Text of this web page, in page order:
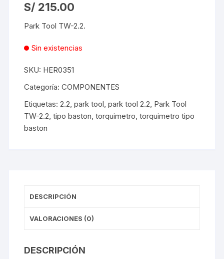
S/ 215.00
Park Tool TW-2.2.
Sin existencias
SKU: HER0351
Categoría:COMPONENTES
Etiquetas:2.2,park tool,park tool 2.2, Park Tool
TW-2.2,tipo baston,torquimetro,torquimetro tipo
baston
DESCRIPCIÓN
VALORACIONES (0)
DESCRIPCIÓN